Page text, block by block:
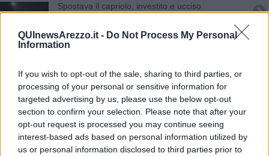
QUInewsArezzo.it - Do Not Process My Personal
Information
If you wish to opt-out of the sale, sharing to third parties, or
processing of your personal or sensitive information for
targeted advertising by us, please use the below opt-out
section to confirm your selection. Please note that after your
opt-out request is processed you may continue seeing
interest-based ads based on personal information utilized by
us or personal information disclosed to third parties prior to
Spostava il capriolo, investito e ucciso
Sos Animali lancia un appello ai Comuni
Capriolo incastrato in un cancello
Il taekwondo "spiegato" ai bambini
Gli agricoltori tremano per i danni da ungulati